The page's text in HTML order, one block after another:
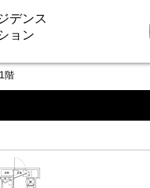
デンス
ョン
1階